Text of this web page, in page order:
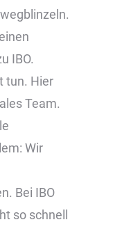
IBO.
tun. Hier
Team.
Wir
Bei IBO
so schnell